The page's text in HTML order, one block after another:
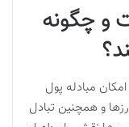
و چگونه
مبادله پول
و همچنین تبادل